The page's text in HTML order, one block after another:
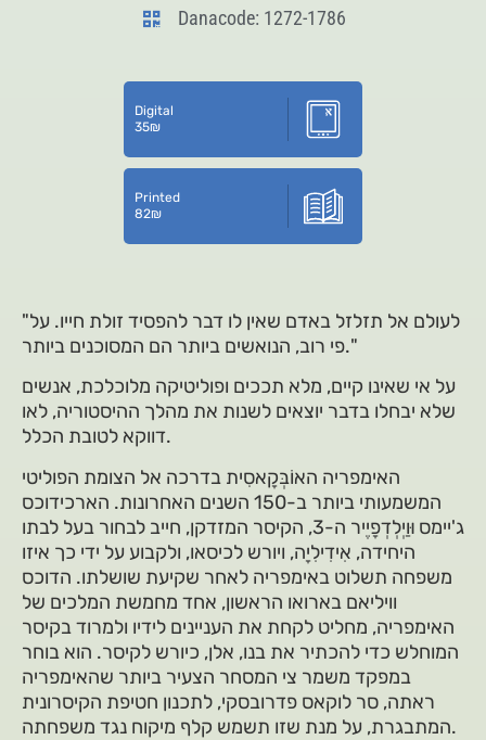
Danacode: 1272-1786
Digital
35₪
Printed
82₪
"לעולם אל תזלזל באדם שאין לו דבר להפסיד זולת חייו. על
פי רוב, הנואשים ביותר הם המסוכנים ביותר."
על אי שאינו קיים, מלא תככים ופוליטיקה מלוכלכת, אנשים
שלא יבחלו בדבר יוצאים לשנות את מהלך ההיסטוריה, לאו
דווקא לטובת הכלל.
האימפריה האוֹבְּקָאסִית בדרכה אל הצומת הפוליטי
המשמעותי ביותר ב-150 השנים האחרונות. הארכידוכס
ג'יימס וּוַיְלְדְפָיֶיר ה-3, הקיסר המזדקן, חייב לבחור בעל לבתו
היחידה, אִידִילִיָה, ויורש לכיסאו, ולקבוע על ידי כך איזו
משפחה תשלוט באימפריה לאחר שקיעת שושלתו. הדוכס
וויליאם בארואו הראשון, אחד מחמשת המלכים של
האימפריה, מחליט לקחת את העניינים לידיו ולמרוד בקיסר
המוחלש כדי להכתיר את בנו, אלן, כיורש לקיסר. הוא בוחר
במפקד משמר צי המסחר הצעיר ביותר שהאימפריה
ראתה, סר לוקאס פדרובסקי, לתכנון חטיפת הקיסרונית
המתבגרת, על מנת שזו תשמש קלף מיקוח נגד משפחתה.